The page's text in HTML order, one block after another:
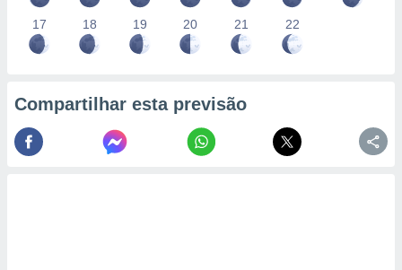
17 18 19 20 21 22
Compartilhar esta previsão